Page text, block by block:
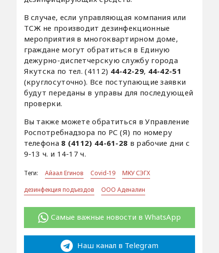
В случае, если управляющая компания или
ТСЖ не производит дезинфекционные
мероприятия в многоквартирном доме,
граждане могут обратиться в Единую
дежурно-диспетчерскую службу города
Якутска по тел. (4112) 44-42-29, 44-42-51
(круглосуточно). Все поступающие заявки
будут переданы в управы для последующей
проверки.
Вы также можете обратиться в Управление
Роспотребнадзора по РС (Я) по номеру
телефона 8 (4112) 44-61-28 в рабочие дни с
9-13 ч. и 14-17 ч.
Теги: Айаал Егинов Covid-19
МКУ СЭГХ
дезинфекция подъездов
ООО Аденалин
Самые важные новости в WhatsApp
Наш канал в Telegram